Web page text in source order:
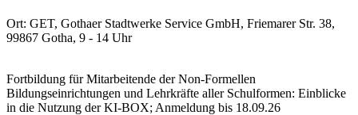
Ort: GET, Gothaer Stadtwerke Service GmbH, Friemarer Str. 38,
99867 Gotha, 9 - 14 Uhr
Fortbildung für Mitarbeitende der Non-Formellen
Bildungseinrichtungen und Lehrkräfte aller Schulformen: Einblicke
in die Nutzung der KI-BOX; Anmeldung bis 18.09.26